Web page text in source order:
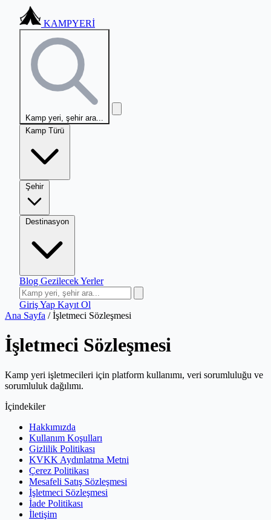
KAMPYERİ
Kamp yeri, şehir ara...
Kamp Türü
Şehir
Destinasyon
Blog Gezilecek Yerler
Giriş Yap Kayıt Ol
Ana Sayfa / İşletmeci Sözleşmesi
İşletmeci Sözleşmesi
Kamp yeri işletmecileri için platform kullanımı, veri sorumluluğu ve
sorumluluk dağılımı.
İçindekiler
Hakkımızda
Kullanım Koşulları
Gizlilik Politikası
KVKK Aydınlatma Metni
Çerez Politikası
Mesafeli Satış Sözleşmesi
İşletmeci Sözleşmesi
İade Politikası
İletişim